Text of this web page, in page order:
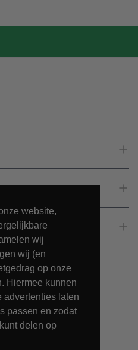
website,
wij
wij (en
op onze
Hiermee kunnen
advertenties laten
passen en zodat
delen op